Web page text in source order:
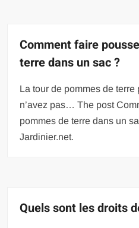
Comment faire
terre dans un sac ?
La tour de pommes de
n’avez pas… The post
pommes de terre dans un
Jardinier.net.
Quels sont les droits